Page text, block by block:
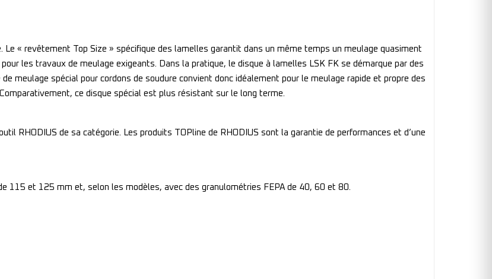
Le « revêtement Top Size » spécifique des lamelles garantit dans un même temps un meulage quasiment
les travaux de meulage exigeants. Dans la pratique, le disque à lamelles LSK FK se démarque par des
meulage spécial pour cordons de soudure convient donc idéalement pour le meulage rapide et propre des
ce disque spécial est plus résistant sur le long terme.
RHODIUS de sa catégorie. Les produits TOPline de RHODIUS sont la garantie de performances et d’une
115 et 125 mm et, selon les modèles, avec des granulométries FEPA de 40, 60 et 80.